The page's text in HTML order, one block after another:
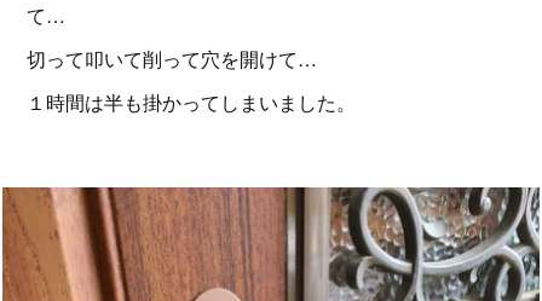
て…
切って叩いて削って穴を開けて…
１時間は半も掛かってしまいました。